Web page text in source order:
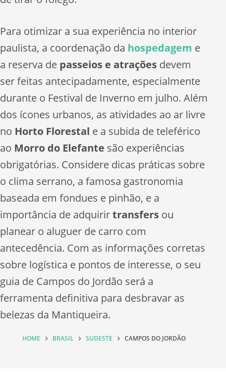
Para otimizar a sua experiência no interior
paulista, a coordenação da hospedagem e
a reserva de passeios e atrações devem
ser feitas antecipadamente, especialmente
durante o Festival de Inverno em julho. Além
dos ícones urbanos, as atividades ao ar livre
no Horto Florestal e a subida de teleférico
ao Morro do Elefante são experiências
obrigatórias. Considere dicas práticas sobre
o clima serrano, a famosa gastronomia
baseada em fondues e pinhão, e a
importância de adquirirtransfers ou
planear o aluguer de carro com
antecedência. Com as informações corretas
sobre logística e pontos de interesse, o seu
guia de Campos do Jordão será a
ferramenta definitiva para desbravar as
belezas da Mantiqueira.
HOME BRASIL SUDESTE CAMPOS DO JORDÃO